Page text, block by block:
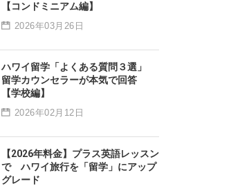
【コンドミニアム編】
2026年03月26日
ハワイ留学「よくある質問３選」
留学カウンセラーが本気で回答
【学校編】
2026年02月12日
【2026年料金】プラス英語レッスン
で ハワイ旅行を「留学」にアップ
グレード